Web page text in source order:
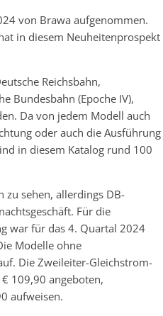
von Brawa aufgenommen.
in diesem Neuheitenprospekt
Reichsbahn,
Bundesbahn (Epoche IV),
Da von jedem Modell auch
oder auch die Ausführung
in diesem Katalog rund 100
zu sehen, allerdings DB-
Für die
war für das 4. Quartal 2024
Modelle ohne
Die Zweileiter-Gleichstrom-
109,90 angeboten,
aufweisen.